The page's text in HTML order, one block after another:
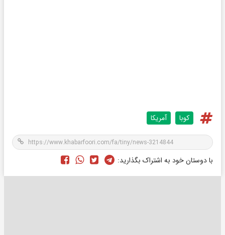
کوبا آمریکا
با دوستان خود به اشتراک بگذارید: